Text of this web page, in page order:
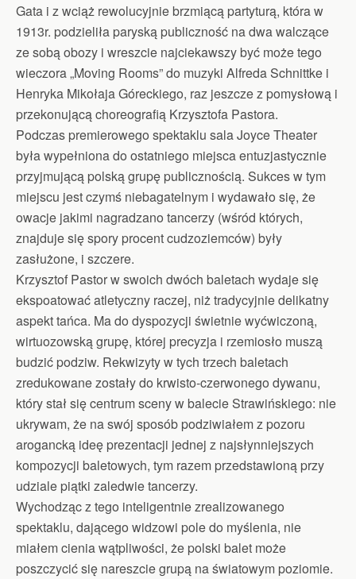
Gata i z wciąż rewolucyjnie brzmiącą partyturą, która w
1913r. podzieliła paryską publiczność na dwa walczące
ze sobą obozy i wreszcie najciekawszy być może tego
wieczora „Moving Rooms” do muzyki Alfreda Schnittke i
Henryka Mikołaja Góreckiego, raz jeszcze z pomysłową i
przekonującą choreografią Krzysztofa Pastora.
Podczas premierowego spektaklu sala Joyce Theater
była wypełniona do ostatniego miejsca entuzjastycznie
przyjmującą polską grupę publicznością. Sukces w tym
miejscu jest czymś niebagatelnym i wydawało się, że
owacje jakimi nagradzano tancerzy (wśród których,
znajduje się spory procent cudzoziemców) były
zasłużone, i szczere.
Krzysztof Pastor w swoich dwóch baletach wydaje się
ekspoatować atletyczny raczej, niż tradycyjnie delikatny
aspekt tańca. Ma do dyspozycji świetnie wyćwiczoną,
wirtuozowską grupę, której precyzja i rzemiosło muszą
budzić podziw. Rekwizyty w tych trzech baletach
zredukowane zostały do krwisto-czerwonego dywanu,
który stał się centrum sceny w balecie Strawińskiego: nie
ukrywam, że na swój sposób podziwiałem z pozoru
arogancką ideę prezentacji jednej z najsłynniejszych
kompozycji baletowych, tym razem przedstawioną przy
udziale piątki zaledwie tancerzy.
Wychodząc z tego inteligentnie zrealizowanego
spektaklu, dającego widzowi pole do myślenia, nie
miałem cienia wątpliwości, że polski balet może
poszczycić się nareszcie grupą na światowym poziomie.